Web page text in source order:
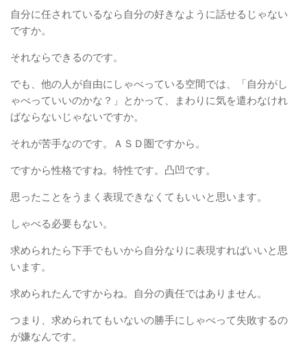
自分に任されているなら自分の好きなように話せるじゃない
ですか。
それならできるのです。
でも、他の人が自由にしゃべっている空間では、「自分がし
ゃべっていいのかな？」とかって、まわりに気を遣わなけれ
ばならないじゃないですか。
それが苦手なのです。ＡＳＤ圏ですから。
ですから性格ですね。特性です。凸凹です。
思ったことをうまく表現できなくてもいいと思います。
しゃべる必要もない。
求められたら下手でもいから自分なりに表現すればいいと思
います。
求められたんですからね。自分の責任ではありません。
つまり、求められてもいないの勝手にしゃべって失敗するの
が嫌なんです。